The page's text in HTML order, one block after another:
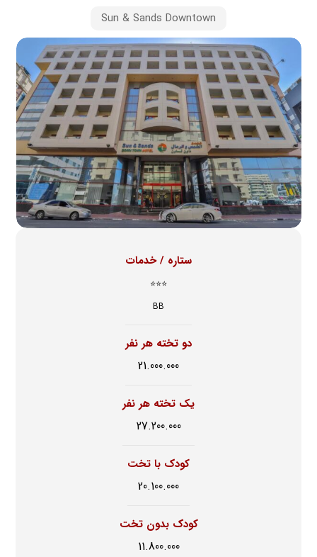
Sun & Sands Downtown
ستاره / خدمات
⭐⭐⭐
BB
دو تخته هر نفر
21.000.000
یک تخته هر نفر
27.200.000
کودک با تخت
20.100.000
کودک بدون تخت
11.800.000